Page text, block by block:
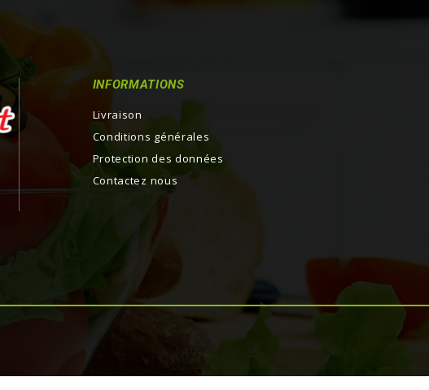
INFORMATIONS
Livraison
Conditions générales
Protection des données
Contactez nous